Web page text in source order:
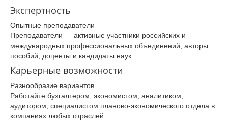
Экспертность
Опытные преподаватели
Преподаватели — активные участники российских и
международных профессиональных объединений, авторы
пособий, доценты и кандидаты наук
Карьерные возможности
Разнообразие вариантов
Работайте бухгалтером, экономистом, аналитиком,
аудитором, специалистом планово-экономического отдела в
компаниях любых отраслей